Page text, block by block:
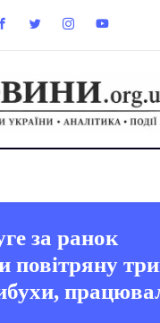
за ранок
повітряну